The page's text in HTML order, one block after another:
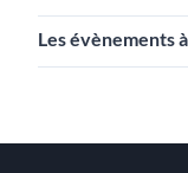
Les évènements